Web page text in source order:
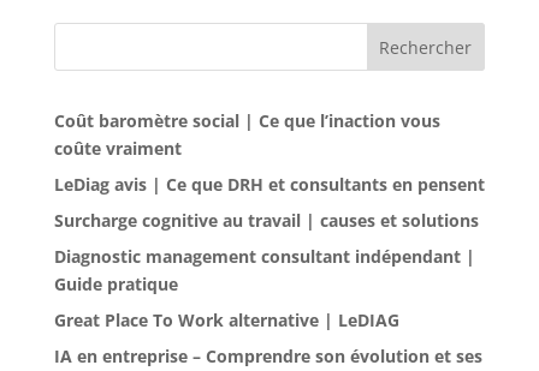
Rechercher
Coût baromètre social | Ce que l’inaction vous
coûte vraiment
LeDiag avis | Ce que DRH et consultants en pensent
Surcharge cognitive au travail | causes et solutions
Diagnostic management consultant indépendant |
Guide pratique
Great Place To Work alternative | LeDIAG
IA en entreprise – Comprendre son évolution et ses